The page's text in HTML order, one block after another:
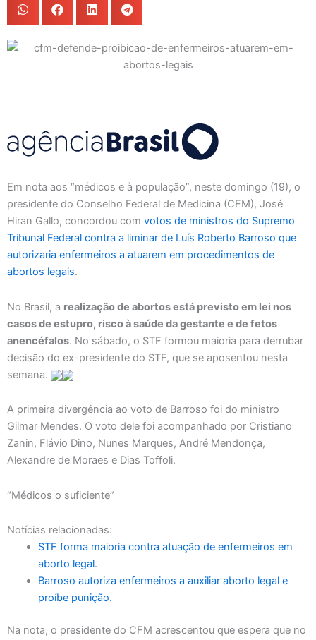
Em nota aos “médicos e à população”, neste domingo (19), o
presidente do Conselho Federal de Medicina (CFM), José
Hiran Gallo, concordou com votos de ministros do Supremo
Tribunal Federal contra a liminar de Luís Roberto Barroso que
autorizaria enfermeiros a atuarem em procedimentos de
abortos legais.
No Brasil, a realização de abortos está previsto em lei nos
casos de estupro, risco à saúde da gestante e de fetos
anencéfalos. No sábado, o STF formou maioria para derrubar
decisão do ex-presidente do STF, que se aposentou nesta
semana.
A primeira divergência ao voto de Barroso foi do ministro
Gilmar Mendes. O voto dele foi acompanhado por Cristiano
Zanin, Flávio Dino, Nunes Marques, André Mendonça,
Alexandre de Moraes e Dias Toffoli.
“Médicos o suficiente”
Notícias relacionadas:
STF forma maioria contra atuação de enfermeiros em
aborto legal.
Barroso autoriza enfermeiros a auxiliar aborto legal e
proíbe punição.
Na nota, o presidente do CFM acrescentou que espera que no